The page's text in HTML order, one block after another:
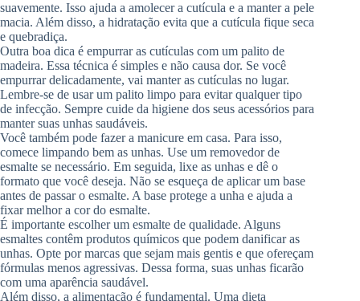
suavemente. Isso ajuda a amolecer a cutícula e a manter a pele
macia. Além disso, a hidratação evita que a cutícula fique seca
e quebradiça.
Outra boa dica é empurrar as cutículas com um palito de
madeira. Essa técnica é simples e não causa dor. Se você
empurrar delicadamente, vai manter as cutículas no lugar.
Lembre-se de usar um palito limpo para evitar qualquer tipo
de infecção. Sempre cuide da higiene dos seus acessórios para
manter suas unhas saudáveis.
Você também pode fazer a manicure em casa. Para isso,
comece limpando bem as unhas. Use um removedor de
esmalte se necessário. Em seguida, lixe as unhas e dê o
formato que você deseja. Não se esqueça de aplicar um base
antes de passar o esmalte. A base protege a unha e ajuda a
fixar melhor a cor do esmalte.
É importante escolher um esmalte de qualidade. Alguns
esmaltes contêm produtos químicos que podem danificar as
unhas. Opte por marcas que sejam mais gentis e que ofereçam
fórmulas menos agressivas. Dessa forma, suas unhas ficarão
com uma aparência saudável.
Além disso, a alimentação é fundamental. Uma dieta